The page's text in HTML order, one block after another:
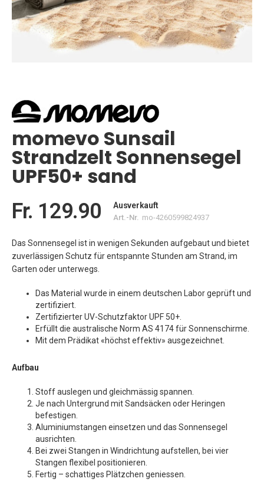
Bildgalerie
springen
momevo Sunsail
Strandzelt Sonnensegel
UPF50+ sand
Fr. 129.90 Ausverkauft
Art.-Nr. mo-4260599824937
Das Sonnensegel ist in wenigen Sekunden aufgebaut und bietet
zuverlässigen Schutz für entspannte Stunden am Strand, im
Garten oder unterwegs.
Das Material wurde in einem deutschen Labor geprüft und
zertifiziert.
Zertifizierter UV-Schutzfaktor UPF 50+.
Erfüllt die australische Norm AS 4174 für Sonnenschirme.
Mit dem Prädikat «höchst effektiv» ausgezeichnet.
Aufbau
Stoff auslegen und gleichmässig spannen.
Je nach Untergrund mit Sandsäcken oder Heringen
befestigen.
Aluminiumstangen einsetzen und das Sonnensegel
ausrichten.
Bei zwei Stangen in Windrichtung aufstellen, bei vier
Stangen flexibel positionieren.
Fertig – schattiges Plätzchen geniessen.